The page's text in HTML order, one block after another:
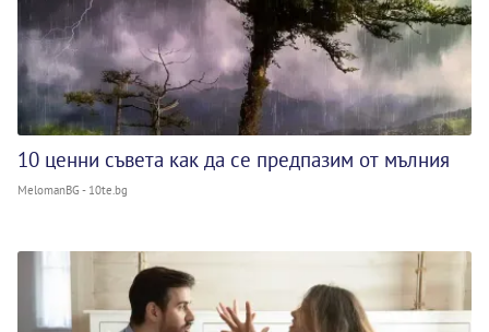
10 ценни съвета как да се предпазим от мълния
MelomanBG - 10te.bg